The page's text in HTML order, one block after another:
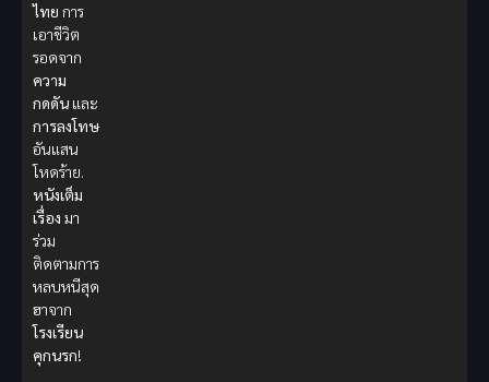
ไทย การ
เอาชีวิต
รอดจาก
ความ
กดดัน และ
การลงโทษ
อันแสน
โหดร้าย.
หนังเต็ม
เรื่อง มา
ร่วม
ติดตามการ
หลบหนีสุด
ฮาจาก
โรงเรียน
คุกนรก!